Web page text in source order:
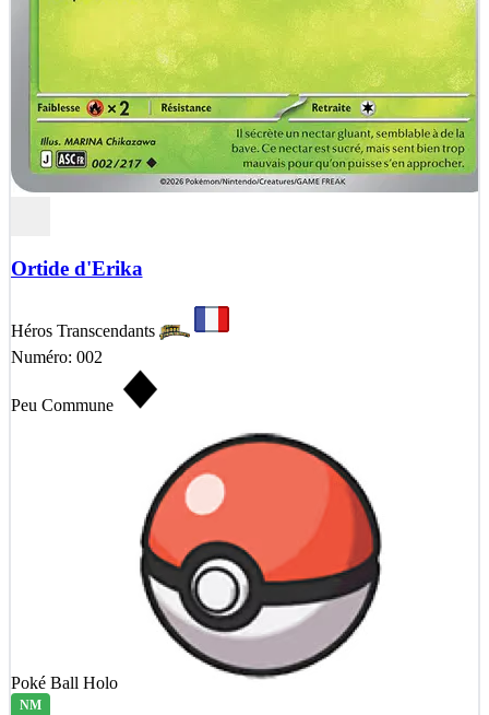
Ortide d'Erika
Héros Transcendants
Numéro: 002
Peu Commune
Poké Ball Holo
NM